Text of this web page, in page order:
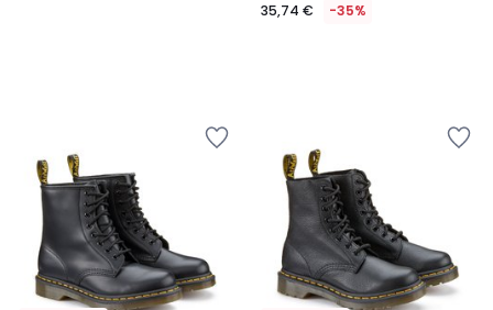
35,74 € -35%